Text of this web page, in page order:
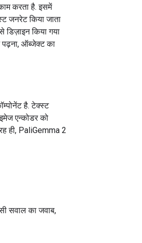
करता है. इसमें
जनरेट किया जाता
किया गया
ऑब्जेक्ट का
है. टेक्स्ट
एन्कोडर को
ही, PaliGemma 2
सवाल का जवाब,